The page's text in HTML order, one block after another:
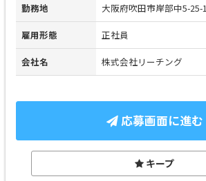
勤務地 大阪府吹田市岸部中5-25-1
雇用形態 正社員
会社名 株式会社リーチング
応募画面に進む
キープ